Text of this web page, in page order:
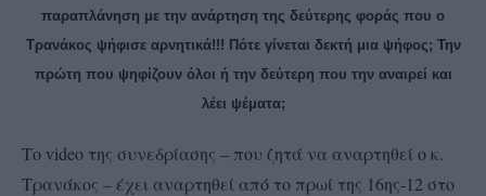
παραπλάνηση με την ανάρτηση της δεύτερης φοράς που ο
Τρανάκος ψήφισε αρνητικά!!! Πότε γίνεται δεκτή μια ψήφος; Την
πρώτη που ψηφίζουν όλοι ή την δεύτερη που την αναιρεί και
λέει ψέματα;
Το video της συνεδρίασης – που ζητά να αναρτηθεί ο κ.
Τρανάκος – έχει αναρτηθεί από το πρωί της 16ης-12 στο